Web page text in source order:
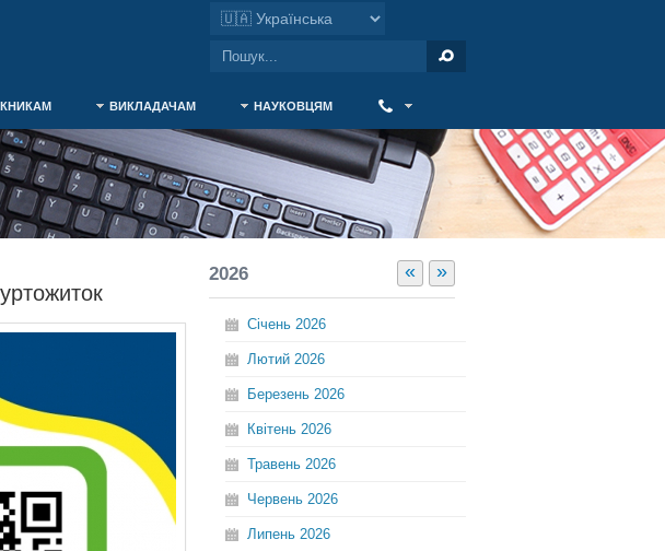
ВИКЛАДАЧАМ НАУКОВЦЯМ
« »
2026
Січень 2026
Лютий 2026
Березень 2026
Квітень 2026
Травень 2026
Червень 2026
Липень 2026